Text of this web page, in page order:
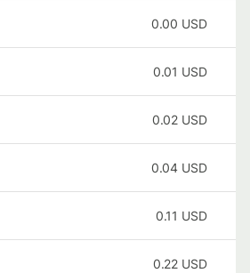
0.00 USD
0.01 USD
0.02 USD
0.04 USD
0.11 USD
0.22 USD